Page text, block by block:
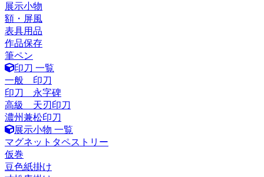
展示小物
額・屏風
表具用品
作品保存
筆ペン
印刀 一覧
一般 印刀
印刀 永字碑
高級 天刃印刀
濃州兼松印刀
展示小物 一覧
マグネットタペストリー
仮巻
豆色紙掛け